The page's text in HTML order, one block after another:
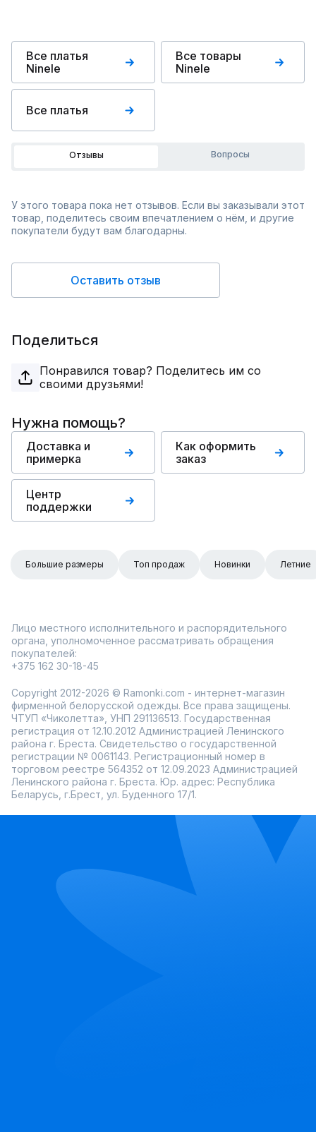
Все платья
Ninele
Все товары
Ninele
Все платья
Отзывы Вопросы
У этого товара пока нет отзывов. Если вы заказывали этот
товар, поделитесь своим впечатлением о нём, и другие
покупатели будут вам благодарны.
Оставить отзыв
Поделиться
Понравился товар? Поделитесь им со
своими друзьями!
Нужна помощь?
Доставка и
примерка
Как оформить
заказ
Центр
поддержки
Большие размеры Топ продаж Новинки Летние
Лицо местного исполнительного и распорядительного
органа, уполномоченное рассматривать обращения
покупателей:
+375 162 30-18-45
Copyright 2012-2026 © Ramonki.com - интернет-магазин
фирменной белорусской одежды. Все права защищены.
ЧТУП «Чиколетта», УНП 291136513. Государственная
регистрация от 12.10.2012 Администрацией Ленинского
района г. Бреста. Свидетельство о государственной
регистрации № 0061143. Регистрационный номер в
торговом реестре 564352 от 12.09.2023 Администрацией
Ленинского района г. Бреста. Юр. адрес: Республика
Беларусь, г.Брест, ул. Буденного 17/1.